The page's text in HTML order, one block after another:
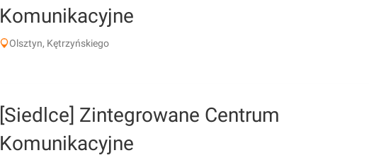
Komunikacyjne
Olsztyn, Kętrzyńskiego
[Siedlce] Zintegrowane Centrum
Komunikacyjne